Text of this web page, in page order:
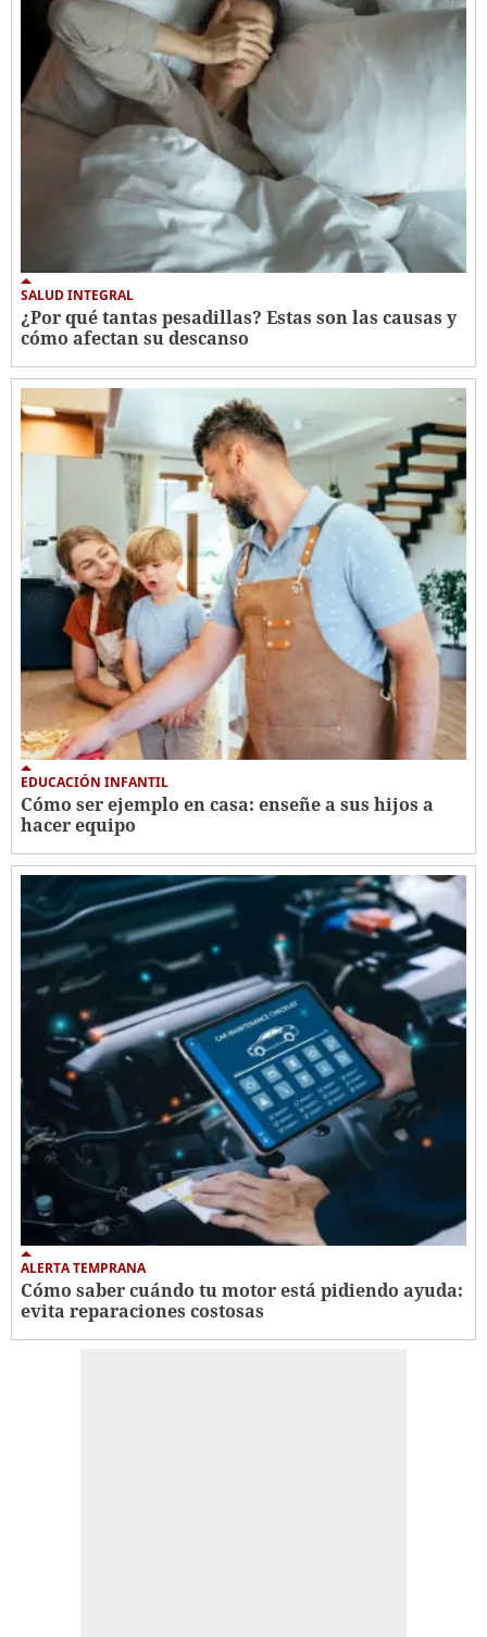
SALUD INTEGRAL
¿Por qué tantas pesadillas? Estas son las causas y
cómo afectan su descanso
EDUCACIÓN INFANTIL
Cómo ser ejemplo en casa: enseñe a sus hijos a
hacer equipo
ALERTA TEMPRANA
Cómo saber cuándo tu motor está pidiendo ayuda:
evita reparaciones costosas